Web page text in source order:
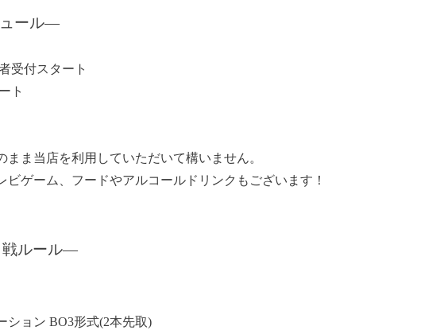
ール―
受付スタート
ト
まま当店を利用していただいて構いません。
ビゲーム、フードやアルコールドリンクもございます！
ルール―
ション BO3形式(2本先取)